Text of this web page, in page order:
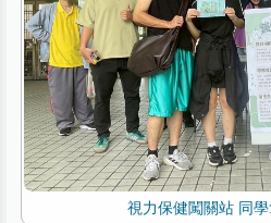
視力保健闖關站 同